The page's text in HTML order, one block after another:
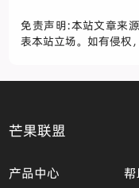
免责声明:本站文章来
表本站立场。如有侵权
芒果联盟
产品中心